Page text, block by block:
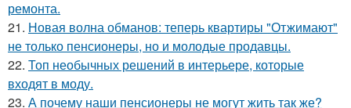
ремонта.
21. Новая волна обманов: теперь квартиры "Отжимают"
не только пенсионеры, но и молодые продавцы.
22. Топ необычных решений в интерьере, которые
входят в моду.
23. А почему наши пенсионеры не могут жить так же?